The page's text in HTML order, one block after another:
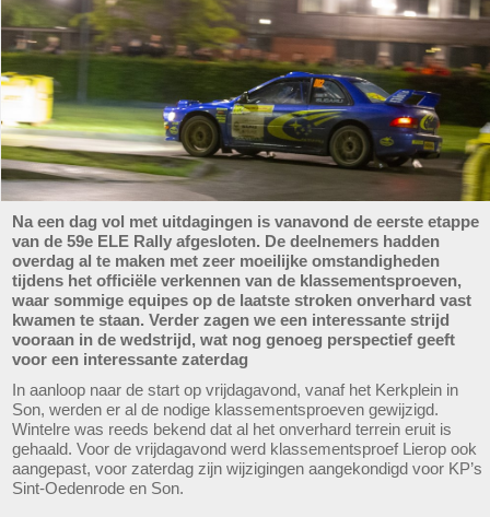
Na een dag vol met uitdagingen is vanavond de eerste etappe
van de 59e ELE Rally afgesloten. De deelnemers hadden
overdag al te maken met zeer moeilijke omstandigheden
tijdens het officiële verkennen van de klassementsproeven,
waar sommige equipes op de laatste stroken onverhard vast
kwamen te staan. Verder zagen we een interessante strijd
vooraan in de wedstrijd, wat nog genoeg perspectief geeft
voor een interessante zaterdag
In aanloop naar de start op vrijdagavond, vanaf het Kerkplein in
Son, werden er al de nodige klassementsproeven gewijzigd.
Wintelre was reeds bekend dat al het onverhard terrein eruit is
gehaald. Voor de vrijdagavond werd klassementsproef Lierop ook
aangepast, voor zaterdag zijn wijzigingen aangekondigd voor KP’s
Sint-Oedenrode en Son.